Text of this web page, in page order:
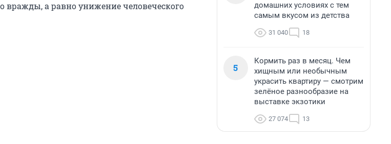
вражды, а равно унижение человеческого
домашних условиях с тем
самым вкусом из детства
31 040 18
5
Кормить раз в месяц. Чем
хищным или необычным
украсить квартиру — смотрим
зелёное разнообразие на
выставке экзотики
27 074 13